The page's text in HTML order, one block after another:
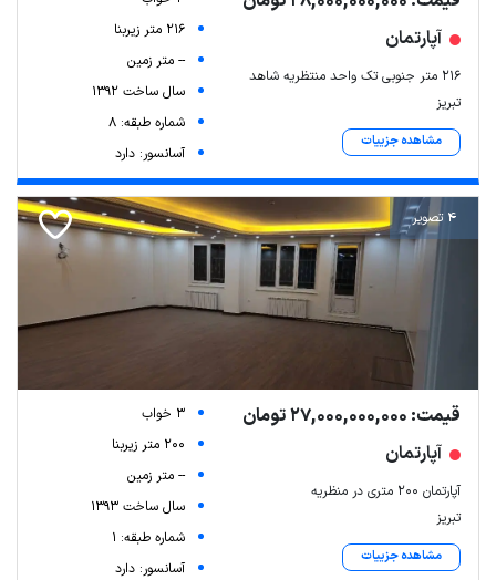
آپارتمان
۲۱۶ متر جنوبی تک واحد منتظریه شاهد
تبریز
مشاهده جزییات
216 متر زیربنا
-- متر زمین
سال ساخت 1392
شماره طبقه: 8
آسانسور: دارد
4 تصویر
قیمت: 27,000,000,000 تومان
آپارتمان
آپارتمان ۲۰۰ متری در منظریه
تبریز
مشاهده جزییات
3 خواب
200 متر زیربنا
-- متر زمین
سال ساخت 1393
شماره طبقه: 1
آسانسور: دارد